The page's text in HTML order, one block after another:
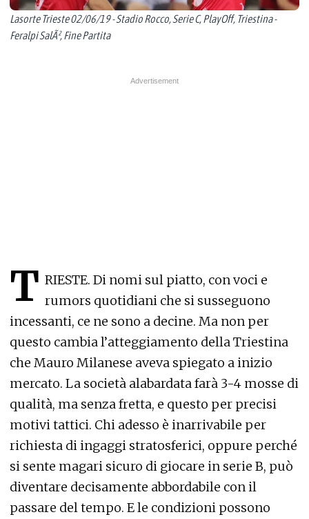
Lasorte Trieste 02/06/19 - Stadio Rocco, Serie C, PlayOff, Triestina -
Feralpi SalÃ², Fine Partita
T RIESTE. Di nomi sul piatto, con voci e
rumors quotidiani che si susseguono
incessanti, ce ne sono a decine. Ma non per
questo cambia l’atteggiamento della Triestina
che Mauro Milanese aveva spiegato a inizio
mercato. La società alabardata farà 3-4 mosse di
qualità, ma senza fretta, e questo per precisi
motivi tattici. Chi adesso è inarrivabile per
richiesta di ingaggi stratosferici, oppure perché
si sente magari sicuro di giocare in serie B, può
diventare decisamente abbordabile con il
passare del tempo. E le condizioni possono